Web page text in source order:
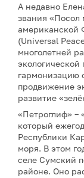
А недавно
звания «Посол
американской
(Universal
многолетней
гармонизацию
продвижение
развитие
«Петроглиф» –
который
Республики
моря. В этом
селе Сумский
районе. Оно